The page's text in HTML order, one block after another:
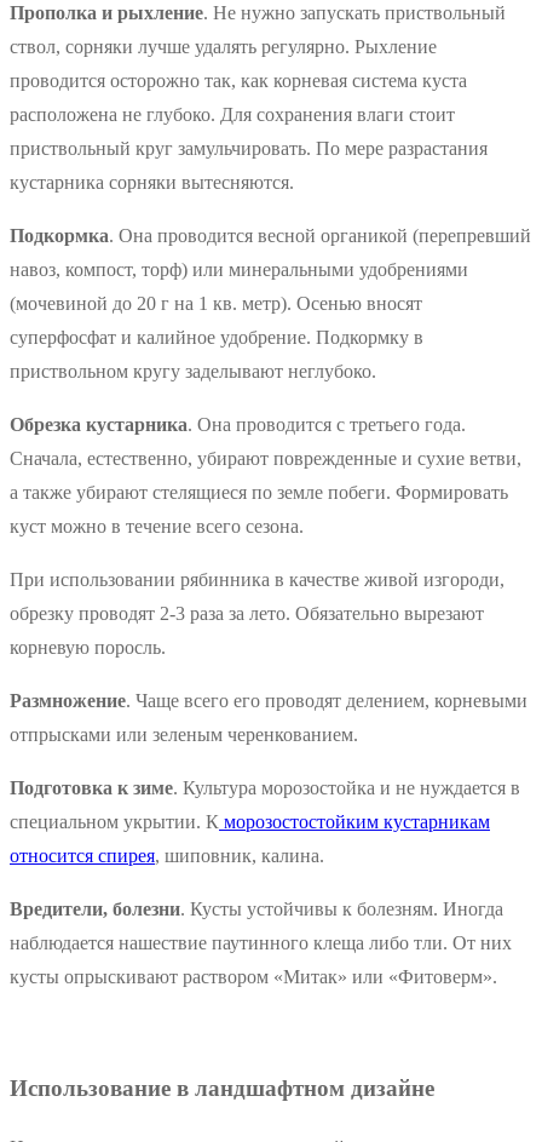
Прополка и рыхление. Не нужно запускать приствольный
ствол, сорняки лучше удалять регулярно. Рыхление
проводится осторожно так, как корневая система куста
расположена не глубоко. Для сохранения влаги стоит
приствольный круг замульчировать. По мере разрастания
кустарника сорняки вытесняются.
Подкормка. Она проводится весной органикой (перепревший
навоз, компост, торф) или минеральными удобрениями
(мочевиной до 20 г на 1 кв. метр). Осенью вносят
суперфосфат и калийное удобрение. Подкормку в
приствольном кругу заделывают неглубоко.
Обрезка кустарника. Она проводится с третьего года.
Сначала, естественно, убирают поврежденные и сухие ветви,
а также убирают стелящиеся по земле побеги. Формировать
куст можно в течение всего сезона.
При использовании рябинника в качестве живой изгороди,
обрезку проводят 2-3 раза за лето. Обязательно вырезают
корневую поросль.
Размножение. Чаще всего его проводят делением, корневыми
отпрысками или зеленым черенкованием.
Подготовка к зиме. Культура морозостойка и не нуждается в
специальном укрытии. К морозостостойким кустарникам
относится спирея, шиповник, калина.
Вредители, болезни. Кусты устойчивы к болезням. Иногда
наблюдается нашествие паутинного клеща либо тли. От них
кусты опрыскивают раствором «Митак» или «Фитоверм».
Использование в ландшафтном дизайне